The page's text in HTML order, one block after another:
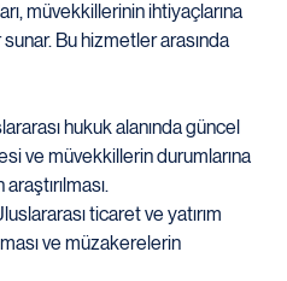
müvekkillerinin ihtiyaçlarına
Bu hizmetler arasında
hukuk alanında güncel
ve müvekkillerin durumlarına
ticaret ve yatırım
ve müzakerelerin